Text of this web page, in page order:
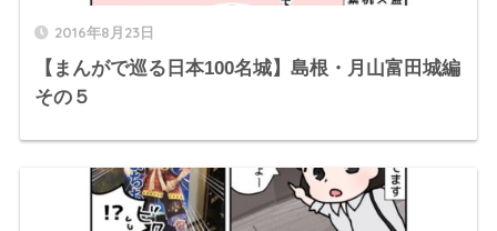
2016年8月23日
【まんがで巡る日本100名城】島根・月山富田城編
その５